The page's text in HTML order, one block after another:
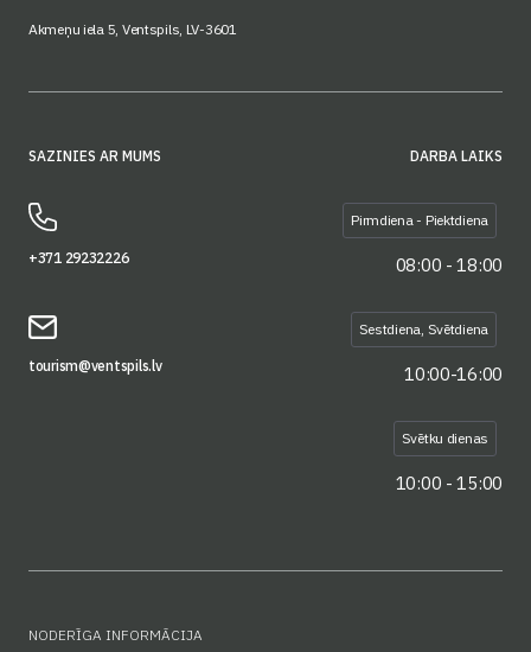
Akmeņu iela 5, Ventspils, LV-3601
SAZINIES AR MUMS
+371 29232226
tourism@ventspils.lv
DARBA LAIKS
Pirmdiena - Piektdiena
08:00 - 18:00
Sestdiena, Svētdiena
10:00-16:00
Svētku dienas
10:00 - 15:00
NODERĪGA INFORMĀCIJA